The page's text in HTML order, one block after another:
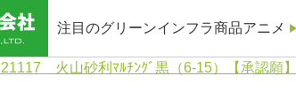
注目のグリーンインフラ商品アニメ
火山砂利ﾏﾙﾁﾝｸﾞ黒（6-15）【承認願】